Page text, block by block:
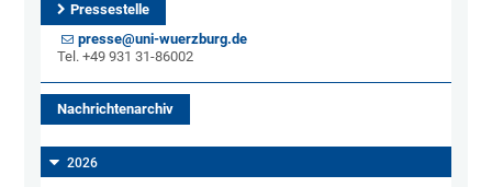
Pressestelle
presse@uni-wuerzburg.de
Tel. +49 931 31-86002
Nachrichtenarchiv
2026